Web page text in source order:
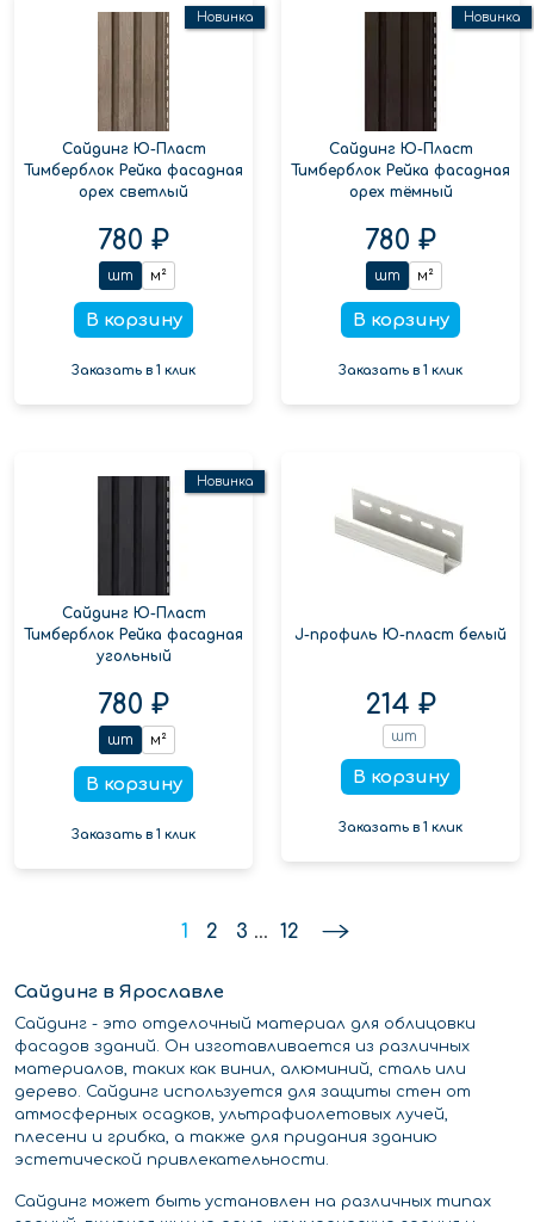
Сайдинг Ю-Пласт
Тимберблок Рейка фасадная
орех светлый
780 ₽
шт м²
В корзину
Заказать в 1 клик
Новинка
Сайдинг Ю-Пласт
Тимберблок Рейка фасадная
орех тёмный
780 ₽
шт м²
В корзину
Заказать в 1 клик
Новинка
Сайдинг Ю-Пласт
Тимберблок Рейка фасадная
угольный
780 ₽
шт м²
В корзину
Заказать в 1 клик
Новинка
J-профиль Ю-пласт белый
214 ₽
шт
В корзину
Заказать в 1 клик
1 2 3 ... 12
Сайдинг в Ярославле
Сайдинг - это отделочный материал для облицовки
фасадов зданий. Он изготавливается из различных
материалов, таких как винил, алюминий, сталь или
дерево. Сайдинг используется для защиты стен от
атмосферных осадков, ультрафиолетовых лучей,
плесени и грибка, а также для придания зданию
эстетической привлекательности.
Сайдинг может быть установлен на различных типах